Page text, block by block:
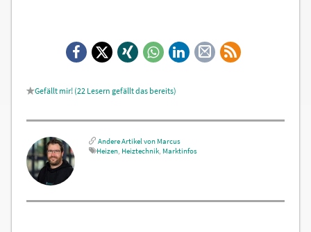
22 Lesern gefällt das
Andere Artikel von Marcus
Heizen, Heiztechnik, Marktinfos